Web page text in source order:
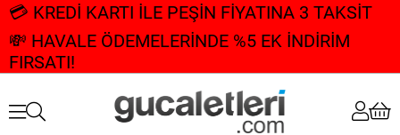
💳 KREDİ KARTI İLE PEŞİN FİYATINA 3 TAKSİT
💸 HAVALE ÖDEMELERİNDE %5 EK İNDİRİM
FIRSATI!